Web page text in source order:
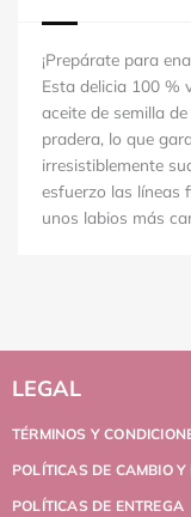
¡Prepárate para
Esta delicia 100 %
aceite de semilla
pradera, lo que
irresistiblemente
esfuerzo las líneas
unos labios más
LEGAL
TÉRMINOS Y
POLÍTICAS DE CAMBIO
POLÍTICAS DE ENTREGA